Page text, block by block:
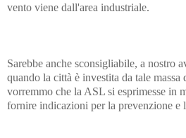
vento viene dall'area industriale.
Sarebbe anche sconsigliabile, a nostro
quando la città è investita da tale massa
vorremmo che la ASL si esprimesse in
fornire indicazioni per la prevenzione e